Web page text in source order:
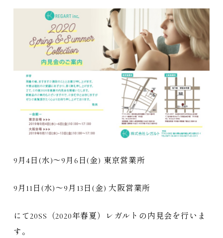
9月4日(水)～9月6日(金) 東京営業所
9月11日(水)～9月13日(金) 大阪営業所
にて20SS（2020年春夏）レガルトの 内見会 を行いま
す。